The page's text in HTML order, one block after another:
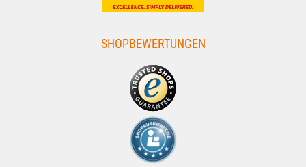
SHOPBEWERTUNGEN